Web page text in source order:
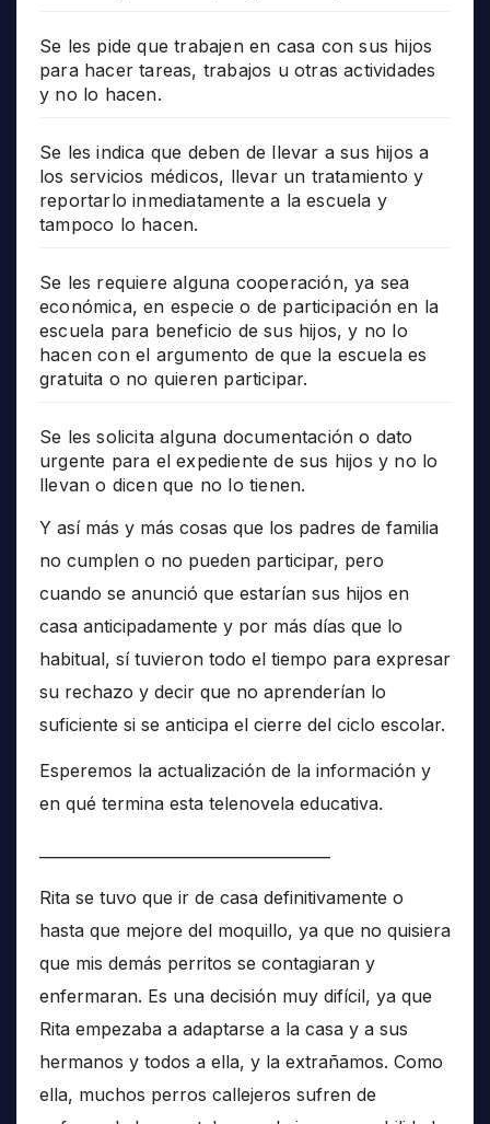
Se les pide que trabajen en casa con sus hijos
para hacer tareas, trabajos u otras actividades
y no lo hacen.
Se les indica que deben de llevar a sus hijos a
los servicios médicos, llevar un tratamiento y
reportarlo inmediatamente a la escuela y
tampoco lo hacen.
Se les requiere alguna cooperación, ya sea
económica, en especie o de participación en la
escuela para beneficio de sus hijos, y no lo
hacen con el argumento de que la escuela es
gratuita o no quieren participar.
Se les solicita alguna documentación o dato
urgente para el expediente de sus hijos y no lo
llevan o dicen que no lo tienen.
Y así más y más cosas que los padres de familia
no cumplen o no pueden participar, pero
cuando se anunció que estarían sus hijos en
casa anticipadamente y por más días que lo
habitual, sí tuvieron todo el tiempo para expresar
su rechazo y decir que no aprenderían lo
suficiente si se anticipa el cierre del ciclo escolar.
Esperemos la actualización de la información y
en qué termina esta telenovela educativa.
Rita se tuvo que ir de casa definitivamente o
hasta que mejore del moquillo, ya que no quisiera
que mis demás perritos se contagiaran y
enfermaran. Es una decisión muy difícil, ya que
Rita empezaba a adaptarse a la casa y a sus
hermanos y todos a ella, y la extrañamos. Como
ella, muchos perros callejeros sufren de